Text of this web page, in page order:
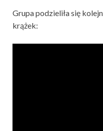
Grupa podzieliła się
krążek: